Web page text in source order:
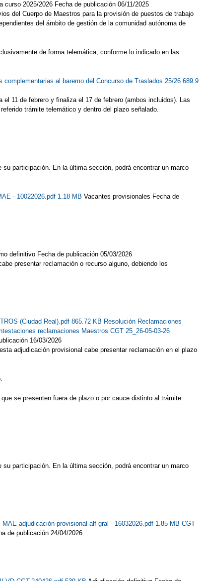
2025/2026 Fecha de publicación 06/11/2025
del Cuerpo de Maestros para la provisión de puestos de trabajo
del ámbito de gestión de la comunidad autónoma de
de forma telemática, conforme lo indicado en las
complementarias al baremo del Concurso de Traslados 25/26 689.9
11 de febrero y finaliza el 17 de febrero (ambos incluidos). Las
trámite telemático y dentro del plazo señalado.
participación. En la última sección, podrá encontrar un marco
- 10022026.pdf 1.18 MB Vacantes provisionales Fecha de
definitivo Fecha de publicación 05/03/2026
presentar reclamación o recurso alguno, debiendo los
(Ciudad Real).pdf 865.72 KB Resolución Reclamaciones
reclamaciones Maestros CGT 25_26-05-03-26
16/03/2026
adjudicación provisional cabe presentar reclamación en el plazo
se presenten fuera de plazo o por cauce distinto al trámite
participación. En la última sección, podrá encontrar un marco
MAE adjudicación provisional alf gral - 16032026.pdf 1.85 MB CGT
de publicación 24/04/2026